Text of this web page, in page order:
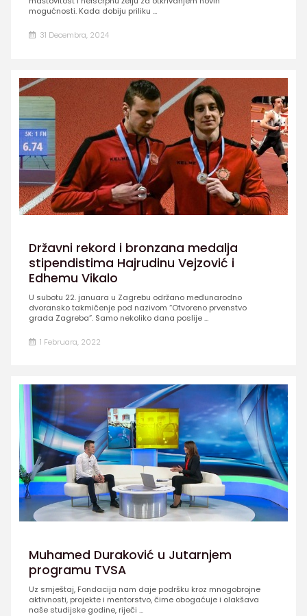
mogućnosti. Kada dobiju priliku ...
31 Decembra, 2024
Državni rekord i bronzana medalja
stipendistima Hajrudinu Vejzović i
Edhemu Vikalo
U subotu 22. januara u Zagrebu održano međunarodno
dvoransko takmičenje pod nazivom “Otvoreno prvenstvo
grada Zagreba”. Samo nekoliko dana poslije ...
1 Februara, 2022
Muhamed Duraković u Jutarnjem
programu TVSA
Uz smještaj, Fondacija nam daje podršku kroz mnogobrojne
aktivnosti, projekte i mentorstvo, čime obogaćuje i olakšava
naše studijske godine, riječi ...